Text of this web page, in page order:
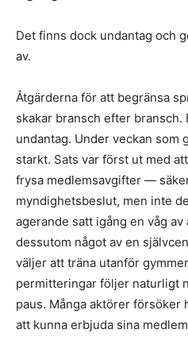
Det finns dock undantag och
av.
Åtgärderna för att begränsa
skakar bransch efter
undantag. Under veckan som
starkt. Sats var först ut med
frysa medlemsavgifter —
myndighetsbeslut, men inte
agerande satt igång en våg
dessutom något av en
väljer att träna utanför
permitteringar följer naturligt
paus. Många aktörer försöker
att kunna erbjuda sina